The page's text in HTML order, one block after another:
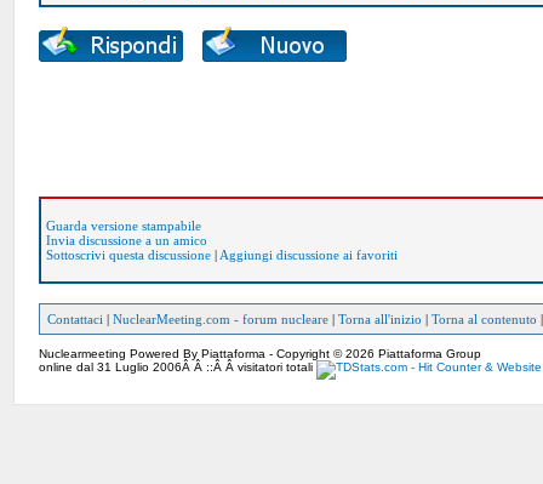
Guarda versione stampabile
Invia discussione a un amico
Sottoscrivi questa discussione | Aggiungi discussione ai favoriti
Contattaci |NuclearMeeting.com - forum nucleare |Torna all'inizio |Torna al contenuto
Nuclearmeeting Powered By Piattaforma - Copyright © 2026 Piattaforma Group
online dal 31 Luglio 2006Â Â ::Â Â visitatori totali